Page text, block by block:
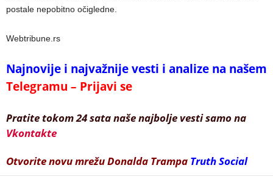
postale nepobitno očigledne.
Webtribune.rs
Najnovije i najvažnije vesti i analize na našem
Telegramu – Prijavi se
Pratite tokom 24 sata naše najbolje vesti samo na
Vkontakte
Otvorite novu mrežu Donalda Trampa Truth Social